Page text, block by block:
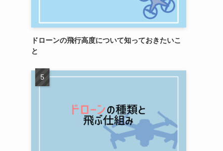
ドローンの飛行高度について知っておきたいこ
と